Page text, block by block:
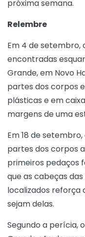
próxima semana.
Relembre
Em 4 de setembro,
encontradas
Grande, em Novo
partes dos corpos
plásticas e em
margens de uma
Em 18 de
partes dos corpos
primeiros pedaços
que as cabeças
localizados reforça
sejam delas.
Segundo a perícia,